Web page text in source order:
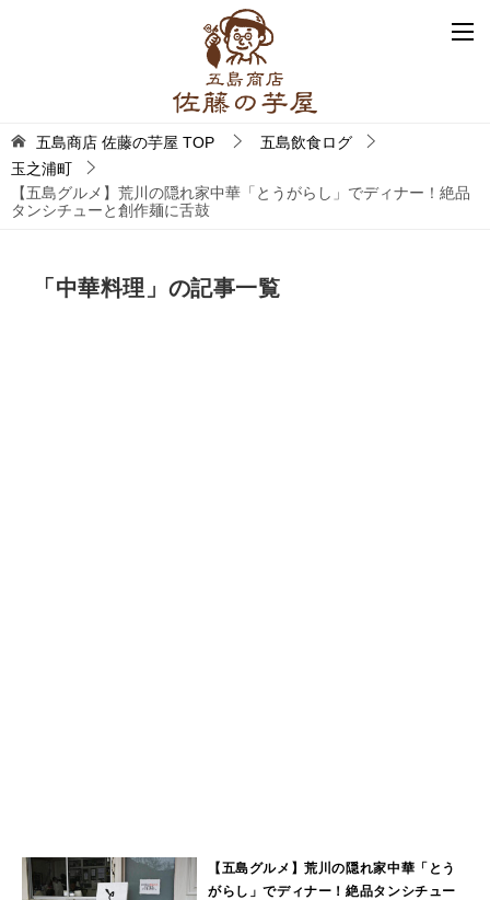
五島商店 佐藤の芋屋 TOP
五島飲食ログ
玉之浦町
【五島グルメ】荒川の隠れ家中華「とうがらし」でディナー！絶品
タンシチューと創作麺に舌鼓
「中華料理」の記事一覧
【五島グルメ】荒川の隠れ家中華「とう
がらし」でディナー！絶品タンシチュー